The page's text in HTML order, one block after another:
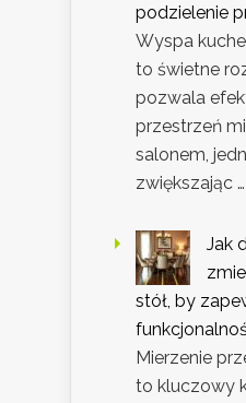
podzielenie
Wyspa
to świetne
pozwala
przestrzeń
salonem,
zwiększając …
Jak
stół, by
Mierzenie
to kluczowy